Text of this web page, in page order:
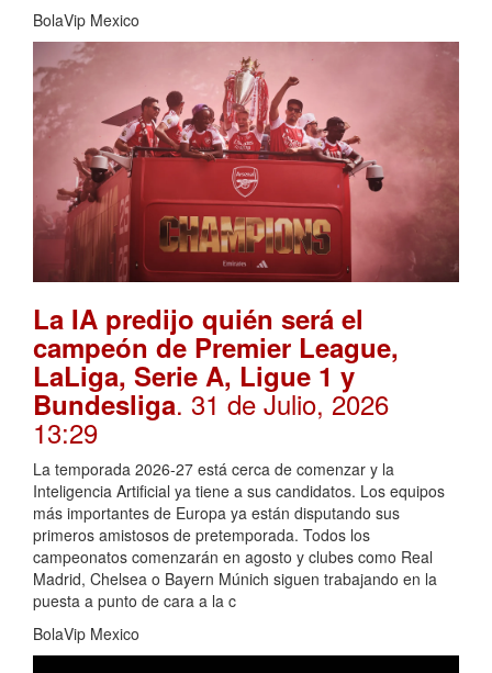
BolaVip Mexico
La IA predijo quién será el
campeón de Premier League,
LaLiga, Serie A, Ligue 1 y
Bundesliga. 31 de Julio, 2026
13:29
La temporada 2026-27 está cerca de comenzar y la
Inteligencia Artificial ya tiene a sus candidatos. Los equipos
más importantes de Europa ya están disputando sus
primeros amistosos de pretemporada. Todos los
campeonatos comenzarán en agosto y clubes como Real
Madrid, Chelsea o Bayern Múnich siguen trabajando en la
puesta a punto de cara a la c
BolaVip Mexico